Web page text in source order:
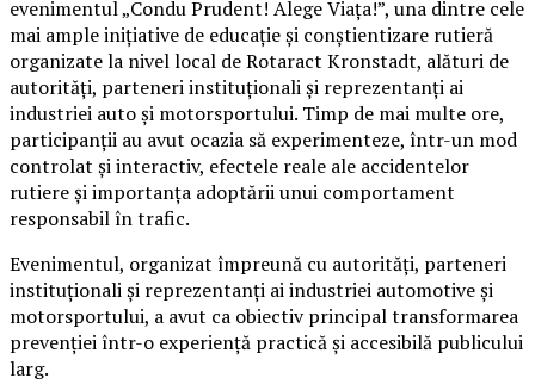
evenimentul „Condu Prudent! Alege Viața!”, una dintre cele
mai ample inițiative de educație și conștientizare rutieră
organizate la nivel local de Rotaract Kronstadt, alături de
autorități, parteneri instituționali și reprezentanți ai
industriei auto și motorsportului. Timp de mai multe ore,
participanții au avut ocazia să experimenteze, într-un mod
controlat și interactiv, efectele reale ale accidentelor
rutiere și importanța adoptării unui comportament
responsabil în trafic.
Evenimentul, organizat împreună cu autorități, parteneri
instituționali și reprezentanți ai industriei automotive și
motorsportului, a avut ca obiectiv principal transformarea
prevenției într-o experiență practică și accesibilă publicului
larg.